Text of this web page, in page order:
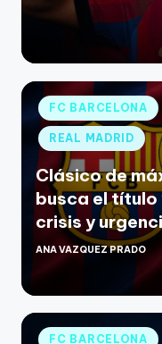
FC BARCELONA
REAL MADRID
Clásico de
busca el título
crisis y
ANA VAZQUEZ PRADO
FC BARCELONA